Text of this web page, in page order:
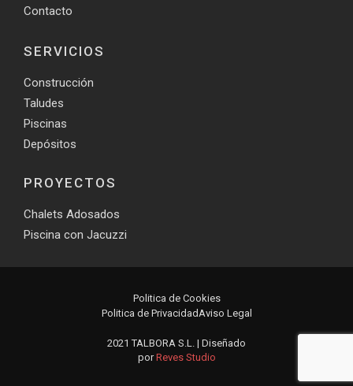
Contacto
SERVICIOS
Construcción
Taludes
Piscinas
Depósitos
PROYECTOS
Chalets Adosados
Piscina con Jacuzzi
2021 TALBORA S.L. | Diseñado
porReves Studio
Politica de Cookies
Politica de PrivacidadAviso Legal